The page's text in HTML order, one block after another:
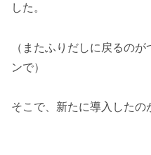
した。
（またふりだしに戻るの
ンで）
そこで、新たに導入したの